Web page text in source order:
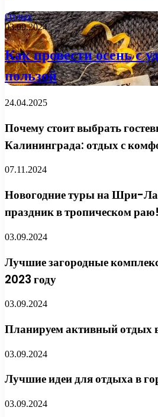
Отдых
03.09.2024
Как провести осень с
пользой
24.04.2025
Почему стоит выбрать
Калининграда: отдых с
07.11.2024
Новогодние туры на Шри-
праздник в тропическом раю!
03.09.2024
Лучшие загородные
2023 году
03.09.2024
Планируем активный отдых
03.09.2024
Лучшие идеи для отдыха в
03.09.2024